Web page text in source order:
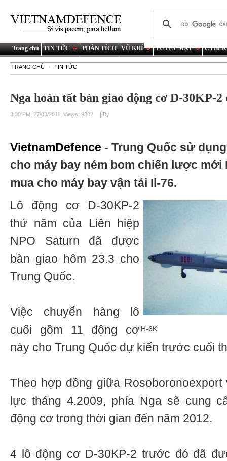
Trang chủ TIN TỨC PHÂN TÍCH VŨ KHÍ TUYỆT MẬT
TRANG CHỦ TIN TỨC
Nga hoàn tất bàn giao động cơ D-30KP-
3:30 PM, 27/03/2011, Views: 9802 | By
VietnamDefence - Trung Quốc sử
cho máy bay ném bom chiến lược mới
mua cho máy bay vận tải Il-76.
H-6K
Lô động cơ D-30KP-2
thứ năm của Liên hiệp
NPO Saturn đã được
bàn giao hôm 23.3 cho
Trung Quốc.
Việc chuyển hàng lô
cuối gồm 11 động cơ
này cho Trung Quốc dự kiến trước cuối
Theo hợp đồng giữa
lực tháng 4.2009, phía Nga sẽ cung
động cơ trong thời gian đến năm 2012.
4 lô động cơ D-30KP-2 trước đó đã